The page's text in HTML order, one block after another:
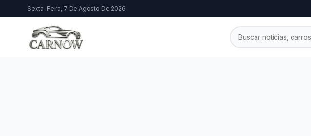
Sexta-Feira, 7 De Agosto De 2026